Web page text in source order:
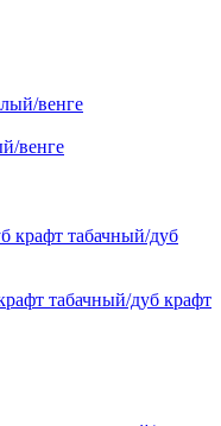
венге
табачный/дуб крафт